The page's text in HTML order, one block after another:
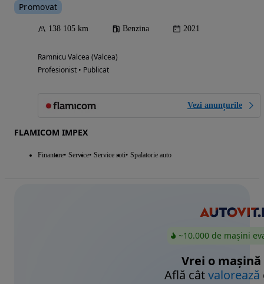
Promovat
138 105 km Benzina 2021
Ramnicu Valcea (Valcea)
Profesionist • Publicat
Vezi anunțurile
FLAMICOM IMPEX
Finantare Service Service roti Spalatorie auto
~10.000 de mașini
Vrei o mașină
Află câtvalorează